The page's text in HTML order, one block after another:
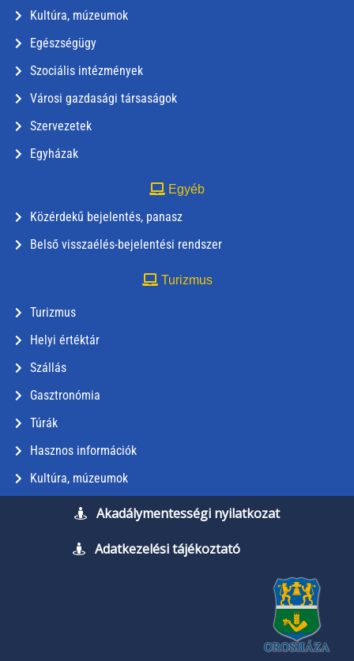
Kultúra, múzeumok
Egészségügy
Szociális intézmények
Városi gazdasági társaságok
Szervezetek
Egyházak
Egyéb
Közérdekű bejelentés, panasz
Belső visszaélés-bejelentési rendszer
Turizmus
Turizmus
Helyi értéktár
Szállás
Gasztronómia
Túrák
Hasznos információk
Kultúra, múzeumok
Akadálymentességi nyilatkozat
Adatkezelési tájékoztató